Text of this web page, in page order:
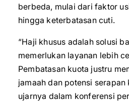
berbeda, mulai dari faktor
hingga keterbatasan cuti.
“Haji khusus adalah solusi
memerlukan layanan lebih
Pembatasan kuota justru
jamaah dan potensi serapan
ujarnya dalam konferensi